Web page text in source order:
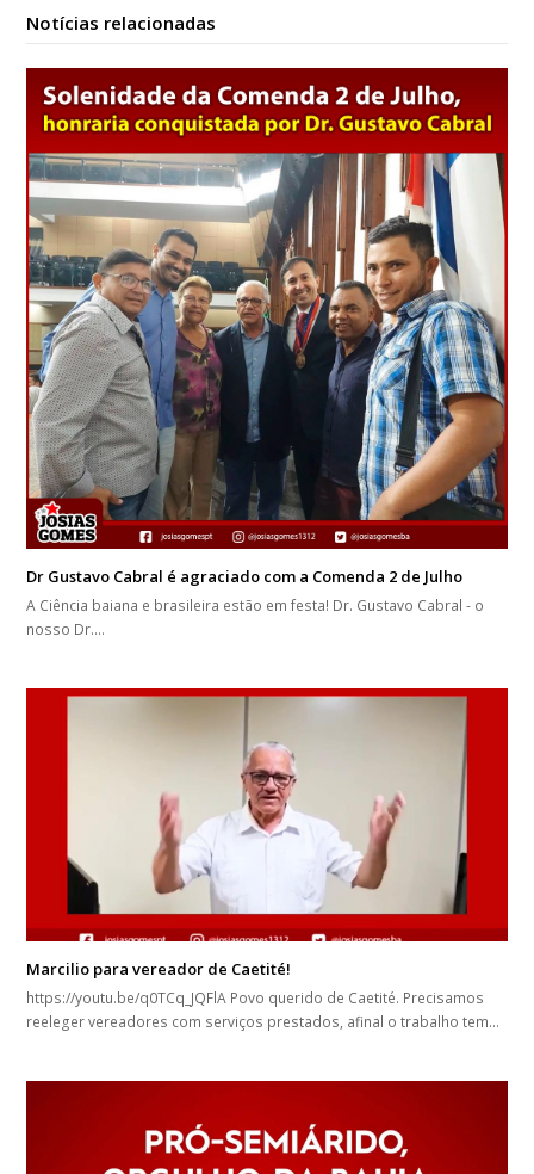
Notícias relacionadas
Dr Gustavo Cabral é agraciado com a Comenda 2 de Julho
A Ciência baiana e brasileira estão em festa! Dr. Gustavo Cabral - o
nosso Dr.…
Marcilio para vereador de Caetité!
https://youtu.be/q0TCq_JQFlA Povo querido de Caetité. Precisamos
reeleger vereadores com serviços prestados, afinal o trabalho tem…